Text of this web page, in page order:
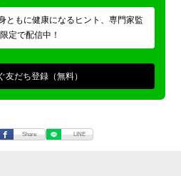
ともに健康になるヒント、専門家監
定で配信中！
友だち登録（無料）
Share LINE